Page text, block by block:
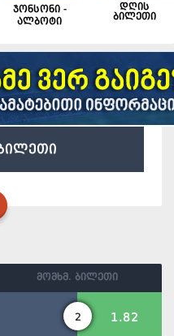
ჯონსონი -
ალბოტი
დღის
ბილეთი
მომხმ. ბილეთი
2 1.82